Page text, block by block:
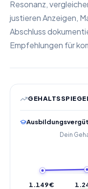
Resonanz,
justieren Anzeigen,
Abschluss
Empfehlungen für
Dein
1.149€